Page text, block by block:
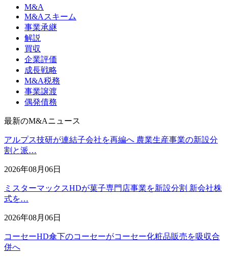
M&A
M&Aスキーム
事業承継
解説
買収
企業評価
成長戦略
M&A税務
事業譲渡
偶発債務
最新のM&Aニュース
アルプス技研が連結子会社を再編へ 農業生産事業の新設分
割と派…
2026年08月06日
ミスターマックスHDが菓子専門店事業を新設分割 新会社株
式を…
2026年08月06日
コーセーHD傘下のコーセーがコーセー化粧品販売を吸収合
併へ